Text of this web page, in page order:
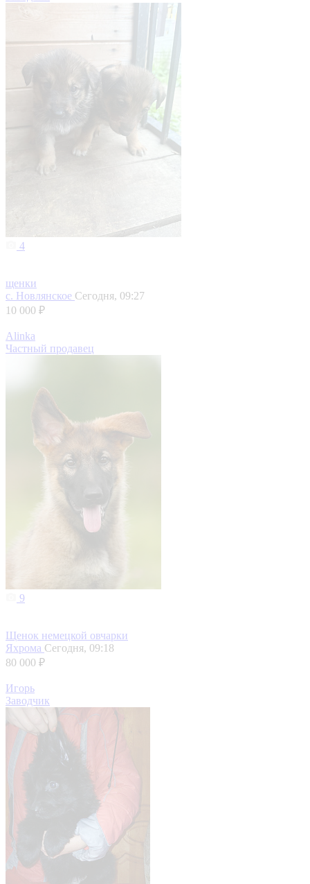
4
щенки
с. Новлянское Сегодня, 09:27
10 000 ₽
Alinka
Частный продавец
9
Щенок немецкой овчарки
Яхрома Сегодня, 09:18
80 000 ₽
Игорь
Заводчик